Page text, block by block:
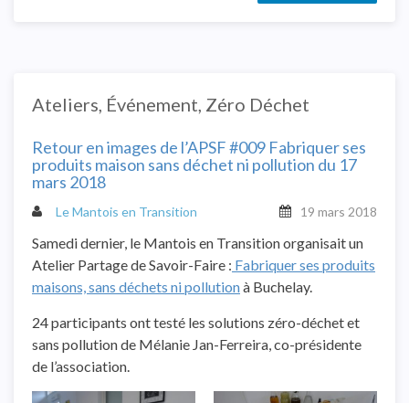
Ateliers, Événement, Zéro Déchet
Retour en images de l’APSF #009 Fabriquer ses
produits maison sans déchet ni pollution du 17
mars 2018
Le Mantois en Transition 19 mars 2018
Samedi dernier, le Mantois en Transition organisait un
Atelier Partage de Savoir-Faire : Fabriquer ses produits
maisons, sans déchets ni pollutionà Buchelay.
24 participants ont testé les solutions zéro-déchet et
sans pollution de Mélanie Jan-Ferreira, co-présidente
de l’association.